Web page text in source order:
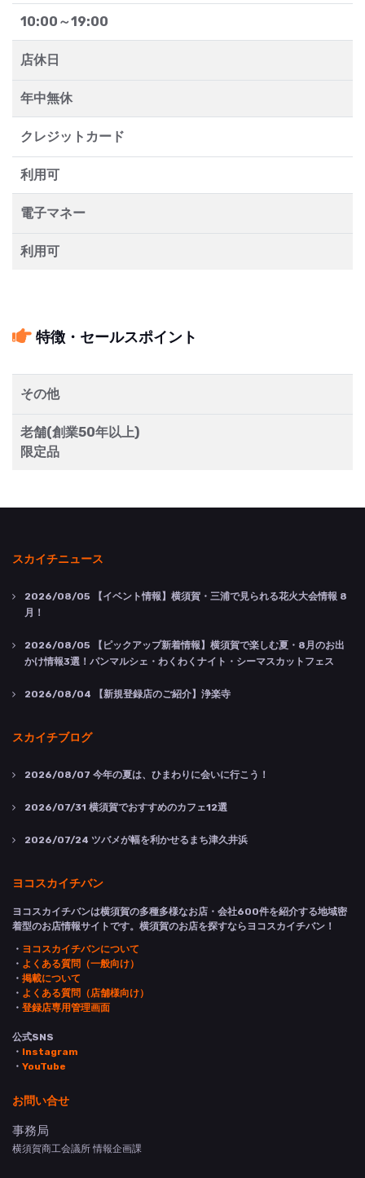
10:00～19:00
店休日
年中無休
クレジットカード
利用可
電子マネー
利用可
特徴・セールスポイント
その他
老舗(創業50年以上)
限定品
スカイチニュース
2026/08/05 【イベント情報】横須賀・三浦で見られる花火大会情報 8
月！
2026/08/05 【ピックアップ新着情報】横須賀で楽しむ夏・8月のお出
かけ情報3選！パンマルシェ・わくわくナイト・シーマスカットフェス
2026/08/04 【新規登録店のご紹介】浄楽寺
スカイチブログ
2026/08/07 今年の夏は、ひまわりに会いに行こう！
2026/07/31 横須賀でおすすめのカフェ12選
2026/07/24 ツバメが幅を利かせるまち津久井浜
ヨコスカイチバン
ヨコスカイチバンは横須賀の多種多様なお店・会社600件を紹介する地域密
着型のお店情報サイトです。横須賀のお店を探すならヨコスカイチバン！
・ ヨコスカイチバンについて
・ よくある質問（一般向け）
・ 掲載について
・ よくある質問（店舗様向け）
・ 登録店専用管理画面
公式SNS
・ Instagram
・ YouTube
お問い合せ
事務局
横須賀商工会議所 情報企画課